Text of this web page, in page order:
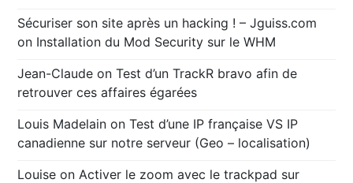
Sécuriser son site après un hacking ! – Jguiss.com
on Installation du Mod Security sur le WHM
Jean-Claude onTest d’un TrackR bravo afin de
retrouver ces affaires égarées
Louis Madelain onTest d’une IP française VS IP
canadienne sur notre serveur (Geo – localisation)
Louise on Activer le zoom avec le trackpad sur